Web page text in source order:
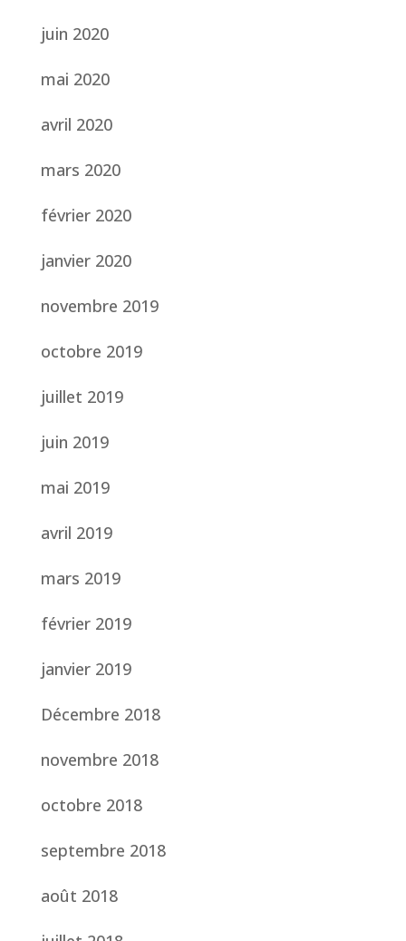
juin 2020
mai 2020
avril 2020
mars 2020
février 2020
janvier 2020
novembre 2019
octobre 2019
juillet 2019
juin 2019
mai 2019
avril 2019
mars 2019
février 2019
janvier 2019
Décembre 2018
novembre 2018
octobre 2018
septembre 2018
août 2018